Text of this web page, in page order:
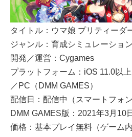
タイトル：ウマ娘 プリティーダ
ジャンル：育成シミュレーション
開発／運営：Cygames
プラットフォーム：iOS 11.0以
／PC（DMM GAMES）
配信日：配信中（スマートフォ
DMM GAMES版：2021年3月10日
価格：基本プレイ無料（ゲーム内